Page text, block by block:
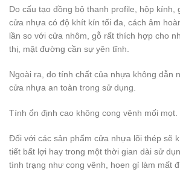
Do cấu tạo đồng bộ thanh profile, hộp kính,
cửa nhựa có độ khít kín tối đa, cách âm
lần so với cửa nhôm, gỗ rất thích hợp cho
thị, mặt đường cần sự yên tĩnh.
Ngoài ra, do tính chất của nhựa không dẫn
cửa nhựa an toàn trong sử dụng.
Tính ổn định cao không cong vênh mối mọt.
Đối với các sản phẩm cửa nhựa lõi thép sẽ
tiết bất lợi hay trong một thời gian dài sử
tình trạng như cong vênh, hoen gỉ làm mất